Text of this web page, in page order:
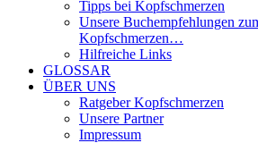
Tipps bei Kopfschmerzen
Unsere Buchempfehlungen
Kopfschmerzen…
Hilfreiche Links
GLOSSAR
ÜBER UNS
Ratgeber Kopfschmerzen
Unsere Partner
Impressum